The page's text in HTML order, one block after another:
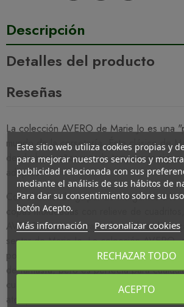
Descripción
Detalles del producto
Reseñas
La colección AVERO de Marie Jo es una
mundo de la corsetería. Éste clásico de
desde hace años y cada temporada sigue
adeptos.
Con el delicado guipur de margaritas a lo
copas moldeadas con relieve de cuadritos,
AVERO se encuentra en la cumbre de la
sentar de Marie Jo. La colección AVERO,
popularmente como " la de las margaritas",
de fantasía, pero es perfecta para
cualquier mujer le gustan sus detalles
atemporal.
Este sitio web utiliza cookies propias y
para mejorar nuestros servicios y
publicidad relacionada con sus
mediante el análisis de sus hábitos de
Para dar su consentimiento sobre su
botón Acepto.
Más información Personalizar cookies
RECHAZAR TODO
ACEPTO